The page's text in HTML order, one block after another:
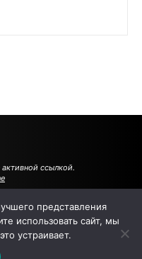
ссылкой.
НА САЙТЕ
представления
использовать сайт, мы
устраивает.